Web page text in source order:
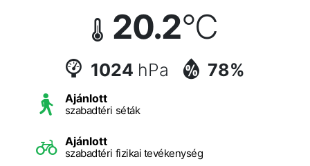
20.2°C
1024 hPa 78%
Ajánlott
szabadtéri séták
Ajánlott
szabadtéri fizikai tevékenység